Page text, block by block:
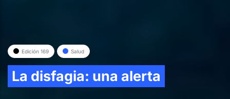
Edición 169 Salud
La disfagia: una alerta